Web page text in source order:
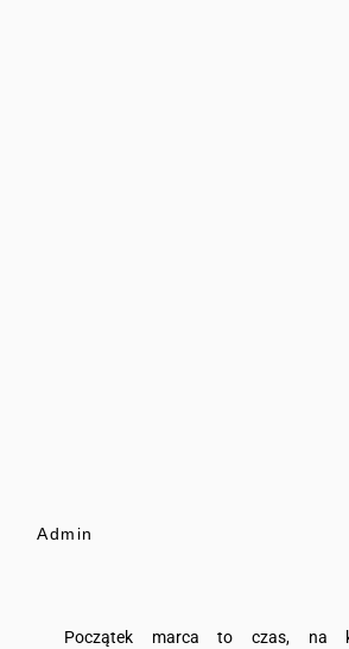
Admin
Początek marca to czas, na